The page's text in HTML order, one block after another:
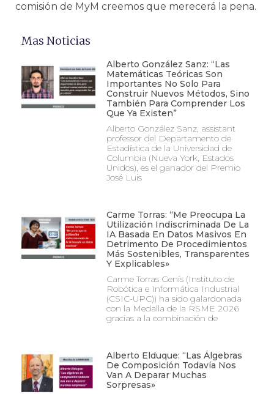
comisión de MyM creemos que merecerá la pena.
Mas Noticias
Alberto González Sanz: “Las
Matemáticas Teóricas Son
Importantes No Solo Para
Construir Nuevos Métodos, Sino
También Para Comprender Los
Que Ya Existen”
Alberto González Sanz, assistant
professor del Departamento de
Estadística de la Universidad de
Columbia (Nueva York, Estados
Unidos), es el ganador del Premio
José Luis
Carme Torras: “Me Preocupa La
Utilización Indiscriminada De La
IA Basada En Datos Masivos En
Detrimento De Procedimientos
Más Sostenibles, Transparentes
Y Explicables»
Carme Torras Genís (Instituto de
Robótica e Informática Industrial
(CSIC-UPC)) ha sido galardonada
con la Medalla de la RSME 2026
gracias a la combinación de
Alberto Elduque: “Las Álgebras
De Composición Todavía Nos
Van A Deparar Muchas
Sorpresas»